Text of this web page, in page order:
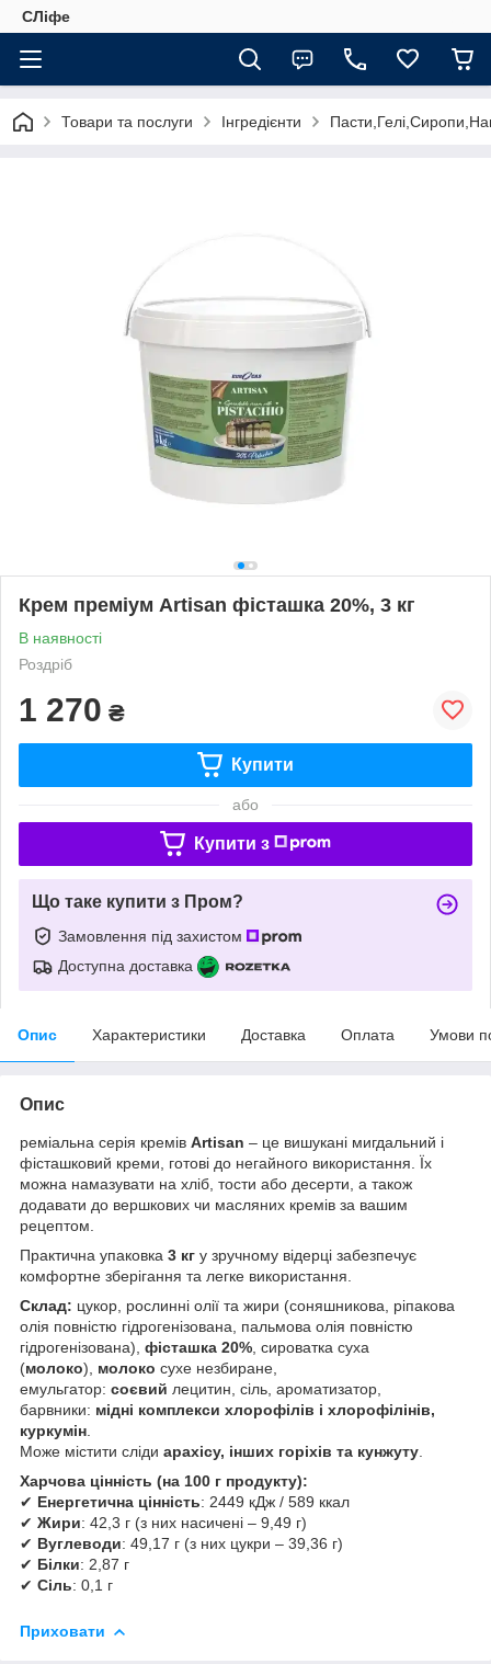
СЛіфе
Товари та послуги Інгредієнти
Крем преміум Artisan фісташка 20%, 3 кг
В наявності
Роздріб
1 270 ₴
Купити
або
Купити з
Що таке купити з Пром?
Замовлення під захистом
Доступна доставка
Опис Характеристики Доставка Оплата Умови
Опис
реміальна серія кремів Artisan – це вишукані мигдальний і
фісташковий креми, готові до негайного використання. Їх
можна намазувати на хліб, тости або десерти, а також
додавати до вершкових чи масляних кремів за вашим
рецептом.
Практична упаковка 3 кг у зручному відерці забезпечує
комфортне зберігання та легке використання.
Склад: цукор, рослинні олії та жири (соняшникова, ріпакова
олія повністю гідрогенізована, пальмова олія повністю
гідрогенізована), фісташка 20% , сироватка суха
(молоко), молоко сухе незбиране,
емульгатор: соєвий лецитин, сіль, ароматизатор,
барвники: мідні комплекси хлорофілів і хлорофілінів,
куркумін
Може містити сліди арахісу, інших горіхів та кунжуту
Харчова цінність (на 100 г продукту):
✔ Енергетична цінність: 2449 кДж / 589 ккал
✔ Жири: 42,3 г (з них насичені – 9,49 г)
✔ Вуглеводи: 49,17 г (з них цукри – 39,36 г)
✔ Білки: 2,87 г
✔ Сіль: 0,1 г
Приховати